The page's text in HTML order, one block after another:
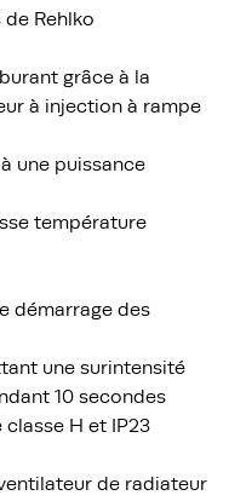
Rehlko
grâce à la
à injection à rampe
une puissance
température
démarrage des
une surintensité
10 secondes
H et IP23
de radiateur